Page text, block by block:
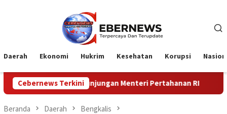
Daerah Ekonomi Hukrim Kesehatan Korupsi
Cebernews Terkini
Menteri Pertahanan RI Profesionalisme Prajurit
Beranda Daerah Bengkalis